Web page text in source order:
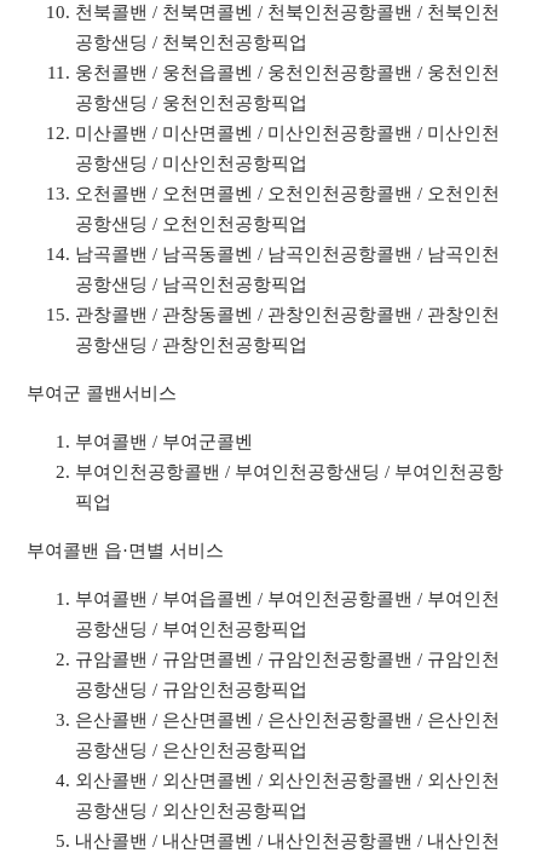
천북콜밴 / 천북면콜벤 / 천북인천공항콜밴 / 천북인천
공항샌딩 / 천북인천공항픽업
웅천콜밴 / 웅천읍콜벤 / 웅천인천공항콜밴 / 웅천인천
공항샌딩 / 웅천인천공항픽업
미산콜밴 / 미산면콜벤 / 미산인천공항콜밴 / 미산인천
공항샌딩 / 미산인천공항픽업
오천콜밴 / 오천면콜벤 / 오천인천공항콜밴 / 오천인천
공항샌딩 / 오천인천공항픽업
남곡콜밴 / 남곡동콜벤 / 남곡인천공항콜밴 / 남곡인천
공항샌딩 / 남곡인천공항픽업
관창콜밴 / 관창동콜벤 / 관창인천공항콜밴 / 관창인천
공항샌딩 / 관창인천공항픽업
부여군 콜밴서비스
부여콜밴 / 부여군콜벤
부여인천공항콜밴 / 부여인천공항샌딩 / 부여인천공항
픽업
부여콜밴 읍·면별 서비스
부여콜밴 / 부여읍콜벤 / 부여인천공항콜밴 / 부여인천
공항샌딩 / 부여인천공항픽업
규암콜밴 / 규암면콜벤 / 규암인천공항콜밴 / 규암인천
공항샌딩 / 규암인천공항픽업
은산콜밴 / 은산면콜벤 / 은산인천공항콜밴 / 은산인천
공항샌딩 / 은산인천공항픽업
외산콜밴 / 외산면콜벤 / 외산인천공항콜밴 / 외산인천
공항샌딩 / 외산인천공항픽업
내산콜밴 / 내산면콜벤 / 내산인천공항콜밴 / 내산인천